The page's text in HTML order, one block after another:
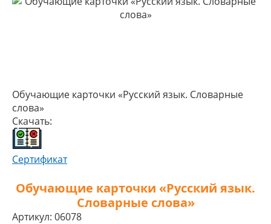
Обучающие карточки «Русский язык. Словарные
слова»
Скачать:
Сертификат
Обучающие карточки «Русский язык.
Словарные слова»
Артикул: 06078